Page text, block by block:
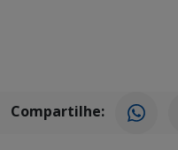
Compartilhe: